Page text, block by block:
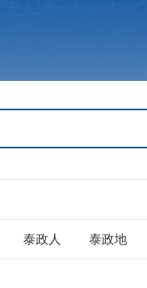
泰政人 泰政地